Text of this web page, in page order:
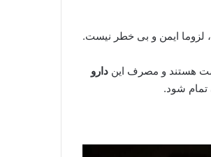
لزوما ایمن و بی خطر نیست.
دارو
تمام شود.